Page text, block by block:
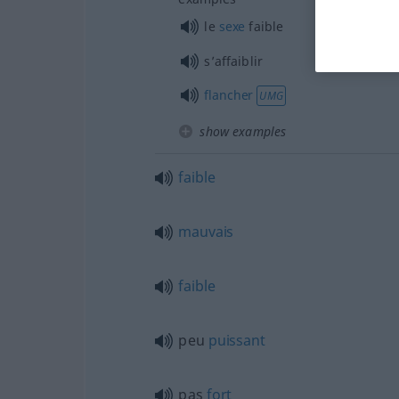
le sexe faible
s’affaiblir
flancher UMG
show examples
faible
mauvais
faible
peu puissant
pas fort